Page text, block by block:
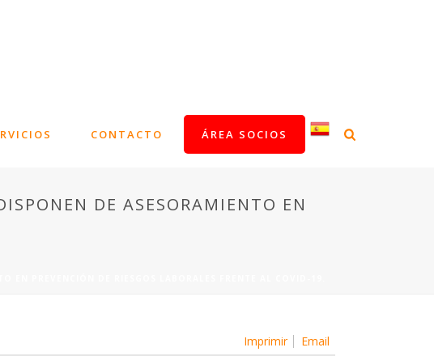
CONTACTO ÁREA SOCIOS
DE ASESORAMIENTO EN
Imprimir Email